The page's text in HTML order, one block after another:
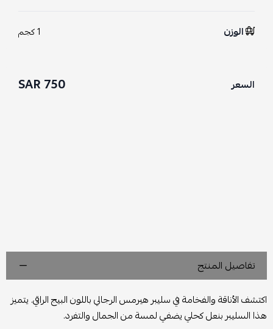
الوزن 1 كجم
السعر 750 SAR
تفاصيل المنتج
اكتشف الأناقة والفخامة في سليبر هيرمس الرجالي باللون البيج الراقي. يتميز
هذا السليبر بنعل كحلي يضفي لمسة من الجمال والتفرد.